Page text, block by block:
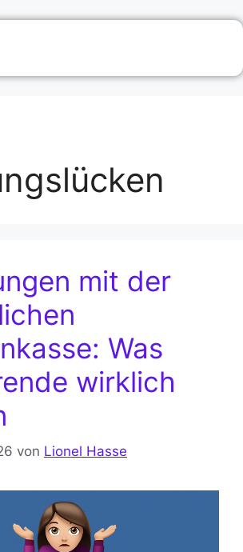
mit der
Was
wirklich
von Lionel Hasse